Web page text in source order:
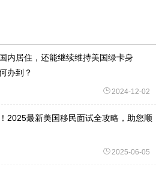
国内居住，还能继续维持美国绿卡身
办到？
2024-12-02
2025最新美国移民面试全攻略，助您顺
2025-06-05